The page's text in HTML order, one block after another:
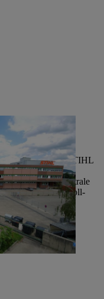
Hier werden die STIHL
sich das zentrale
sowie Zoll-